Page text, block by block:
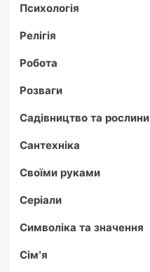
Психологія
Релігія
Робота
Розваги
Садівництво та рослини
Сантехніка
Своїми руками
Серіали
Символіка та значення
Сім'я